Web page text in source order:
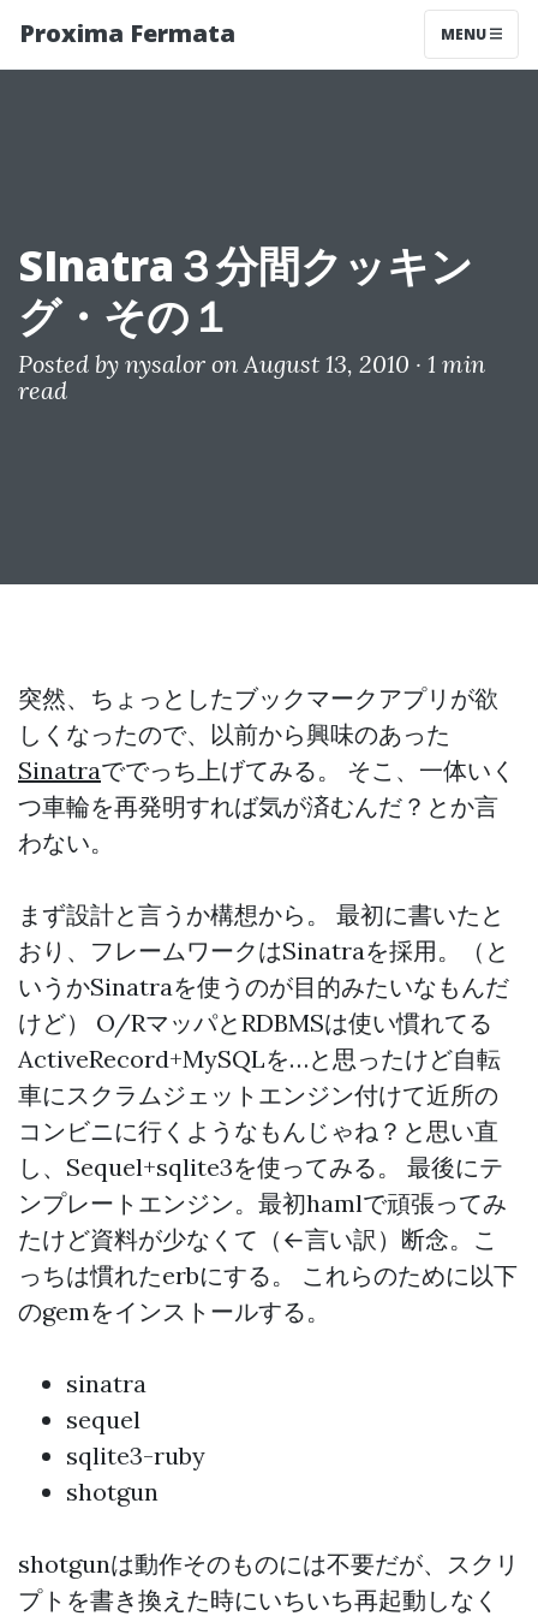
Proxima Fermata MENU
SInatra３分間クッキン
グ・その１
Posted by nysalor on August 13, 2010 · 1 min
read
突然、ちょっとしたブックマークアプリが欲
しくなったので、以前から興味のあった
Sinatraででっち上げてみる。 そこ、一体いく
つ車輪を再発明すれば気が済むんだ？とか言
わない。
まず設計と言うか構想から。 最初に書いたと
おり、フレームワークはSinatraを採用。（と
いうかSinatraを使うのが目的みたいなもんだ
けど） O/RマッパとRDBMSは使い慣れてる
ActiveRecord+MySQLを…と思ったけど自転
車にスクラムジェットエンジン付けて近所の
コンビニに行くようなもんじゃね？と思い直
し、Sequel+sqlite3を使ってみる。 最後にテ
ンプレートエンジン。最初hamlで頑張ってみ
たけど資料が少なくて（←言い訳）断念。こ
っちは慣れたerbにする。 これらのために以下
のgemをインストールする。
sinatra
sequel
sqlite3-ruby
shotgun
shotgunは動作そのものには不要だが、スクリ
プトを書き換えた時にいちいち再起動しなく